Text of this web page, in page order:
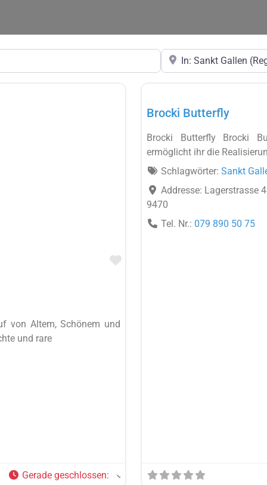
in der Nähe
Favorit
von Altem, Schönem und
und rare
Gerade geschlossen:
Brocki
Brocki Butterfly
Brocki Butterfly Brocki
ermöglicht ihr die
Schlagwörter: Sankt
Addresse: Lagerstrasse 4
9470
Tel. Nr.: 079 890 50 75